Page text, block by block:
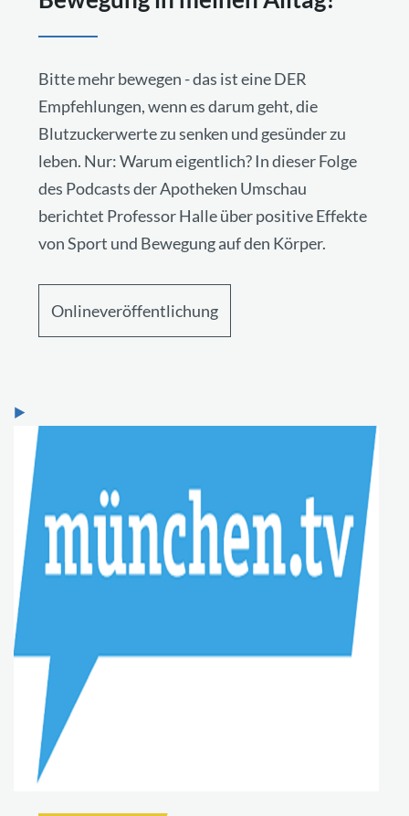
Bitte mehr bewegen - das ist eine DER
Empfehlungen, wenn es darum geht, die
Blutzuckerwerte zu senken und gesünder zu
leben. Nur: Warum eigentlich? In dieser Folge
des Podcasts der Apotheken Umschau
berichtet Professor Halle über positive Effekte
von Sport und Bewegung auf den Körper.
Onlineveröffentlichung